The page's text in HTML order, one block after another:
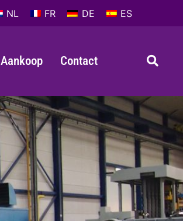
NL FR DE ES
Aankoop Contact